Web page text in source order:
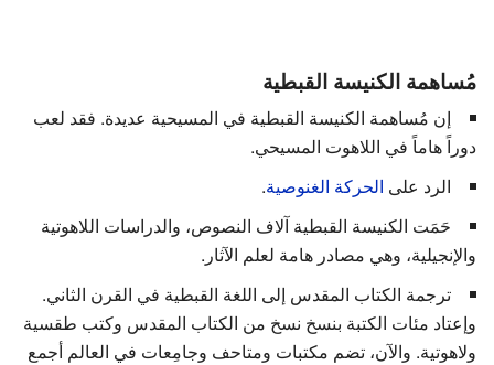
مُساهمة الكنيسة القبطية
إن مُساهمة الكنيسة القبطية في المسيحية عديدة. فقد لعب
دوراً هاماً في اللاهوت المسيحي.
الرد على الحركة الغنوصية.
حَمَت الكنيسة القبطية آلاف النصوص، والدراسات اللاهوتية
والإنجيلية، وهي مصادر هامة لعلم الآثار.
ترجمة الكتاب المقدس إلى اللغة القبطية في القرن الثاني.
وإعتاد مئات الكتبة بنسخ نسخ من الكتاب المقدس وكتب طقسية
ولاهوتية. والآن، تضم مكتبات ومتاحف وجامِعات في العالم أجمع